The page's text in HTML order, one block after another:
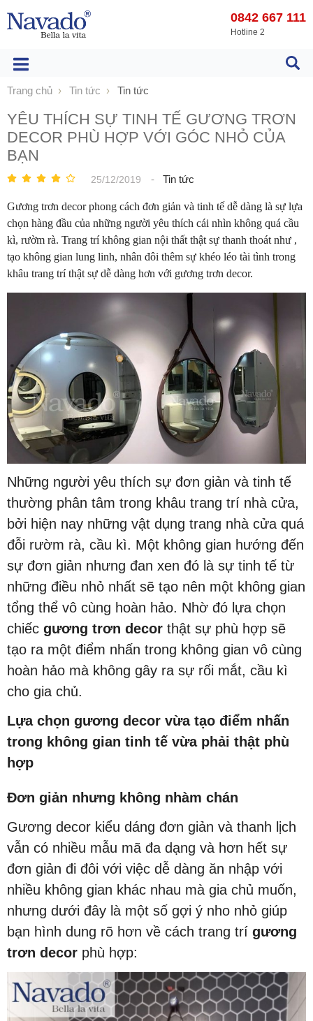
0842 667 111
Hotline 2
Trang chủ Tin tức Tin tức
YÊU THÍCH SỰ TINH TẾ GƯƠNG TRƠN
DECOR PHÙ HỢP VỚI GÓC NHỎ CỦA
BẠN
25/12/2019 - Tin tức
Gương trơn decor phong cách đơn giản và tinh tế dễ dàng là sự lựa
chọn hàng đầu của những người yêu thích cái nhìn không quá cầu
kì, rườm rà. Trang trí không gian nội thất thật sự thanh thoát như ,
tạo không gian lung linh, nhân đôi thêm sự khéo léo tài tình trong
khâu trang trí thật sự dễ dàng hơn với gương trơn decor.
Những người yêu thích sự đơn giản và tinh tế
thường phân tâm trong khâu trang trí nhà cửa,
bởi hiện nay những vật dụng trang nhà cửa quá
đỗi rườm rà, cầu kì. Một không gian hướng đến
sự đơn giản nhưng đan xen đó là sự tinh tế từ
những điều nhỏ nhất sẽ tạo nên một không gian
tổng thể vô cùng hoàn hảo. Nhờ đó lựa chọn
chiếc gương trơn decor thật sự phù hợp sẽ
tạo ra một điểm nhấn trong không gian vô cùng
hoàn hảo mà không gây ra sự rối mắt, cầu kì
cho gia chủ.
Lựa chọn gương decor vừa tạo điểm nhấn
trong không gian tinh tế vừa phải thật phù
hợp
Đơn giản nhưng không nhàm chán
Gương decor kiểu dáng đơn giản và thanh lịch
vẫn có nhiều mẫu mã đa dạng và hơn hết sự
đơn giản đi đôi với việc dễ dàng ăn nhập với
nhiều không gian khác nhau mà gia chủ muốn,
nhưng dưới đây là một số gợi ý nho nhỏ giúp
bạn hình dung rõ hơn về cách trang trí gương
trơn decor phù hợp: